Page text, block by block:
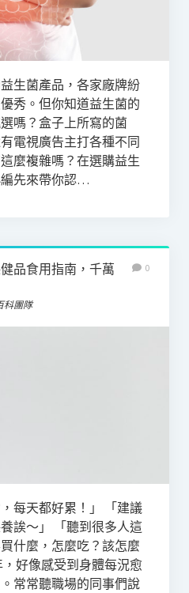
生菌產品，各家廠牌紛
秀。但你知道益生菌的
嗎？盒子上所寫的菌
電視廣告主打各種不同
麼複雜嗎？在選購益生
先來帶你認…
品食用指南，千萬
科團隊
0
每天都好累！」 「建議
誒～」 「聽到很多人這
什麼，怎麼吃？該怎麼
好像感受到身體每況愈
常常聽職場的同事們說